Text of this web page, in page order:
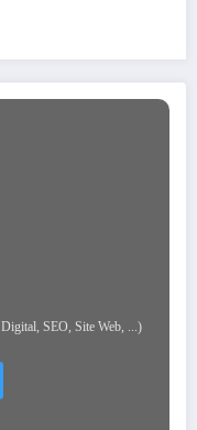
SEO, Site Web, ...)